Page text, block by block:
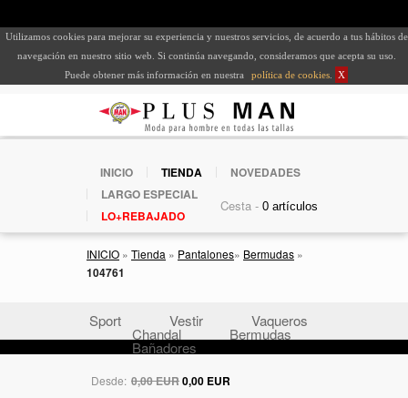
Utilizamos cookies para mejorar su experiencia y nuestros servicios, de acuerdo a tus hábitos de
navegación en nuestro sitio web. Si continúa navegando, consideramos que acepta su uso.
Puede obtener más información en nuestra
política de cookies X
INICIO TIENDA
NOVEDADES
LARGO ESPECIAL
LO+REBAJADO
Cesta -
INICIO » Tienda » Pantalones» Bermudas »
104761
Sport Vestir Vaqueros
Chandal Bermudas
Bañadores
Desde: 0,00 EUR0,00 EUR